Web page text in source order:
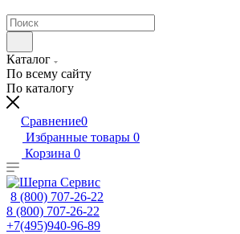
Каталог
По всему сайту
По каталогу
Сравнение0
Избранные товары 0
Корзина 0
8 (800) 707-26-22
8 (800) 707-26-22
+7(495)940-96-89